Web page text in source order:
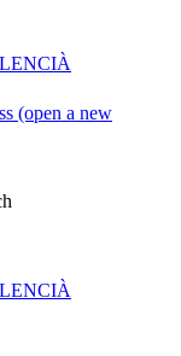
(open a new